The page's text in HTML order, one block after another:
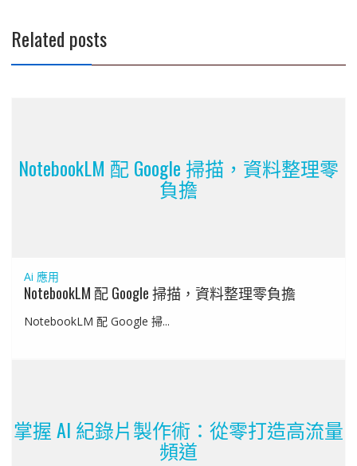
Related posts
NotebookLM 配 Google 掃描，資料整理零
負擔
Ai 應用
NotebookLM 配 Google 掃描，資料整理零負擔
NotebookLM 配 Google 掃...
掌握 AI 紀錄片製作術：從零打造高流量
頻道